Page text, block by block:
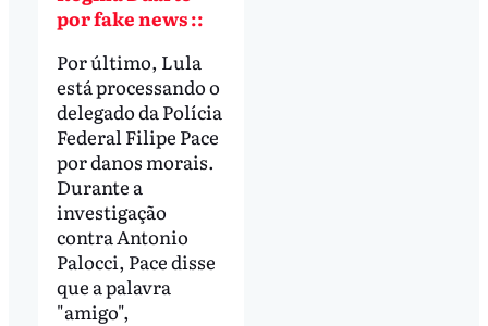
por fake news ::
Por último, Lula
está processando o
delegado da Polícia
Federal Filipe Pace
por danos morais.
Durante a
investigação
contra Antonio
Palocci, Pace disse
que a palavra
"amigo",